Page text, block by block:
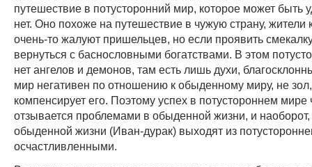
путешествие в потусторонний мир, которое может быть
нет. Оно похоже на путешествие в чужую страну, жители
очень-то жалуют пришельцев, но если проявить
вернуться с баснословными богатствами. В этом
нет ангелов и демонов, там есть лишь духи,
мир негативен по отношению к обыденному миру, не
компенсирует его. Поэтому успех в потустороннем мире
отзывается проблемами в обыденной жизни, и наоборот,
обыденной жизни (Иван-дурак) выходят из
осчастливленными.